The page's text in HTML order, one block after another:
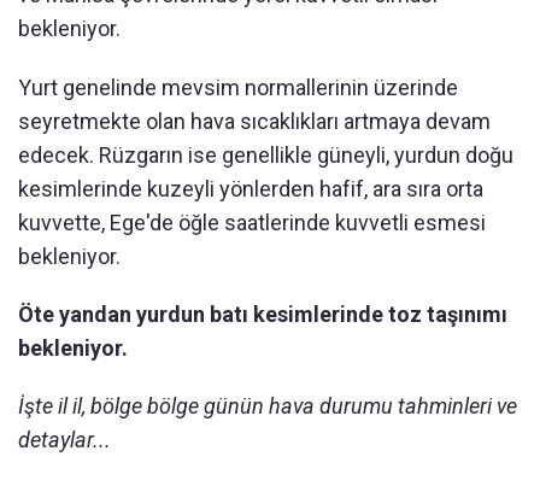
bekleniyor.
Yurt genelinde mevsim normallerinin üzerinde
seyretmekte olan hava sıcaklıkları artmaya devam
edecek. Rüzgarın ise genellikle güneyli, yurdun doğu
kesimlerinde kuzeyli yönlerden hafif, ara sıra orta
kuvvette, Ege'de öğle saatlerinde kuvvetli esmesi
bekleniyor.
Öte yandan yurdun batı kesimlerinde toz taşınımı
bekleniyor.
İşte il il, bölge bölge günün hava durumu tahminleri ve
detaylar...